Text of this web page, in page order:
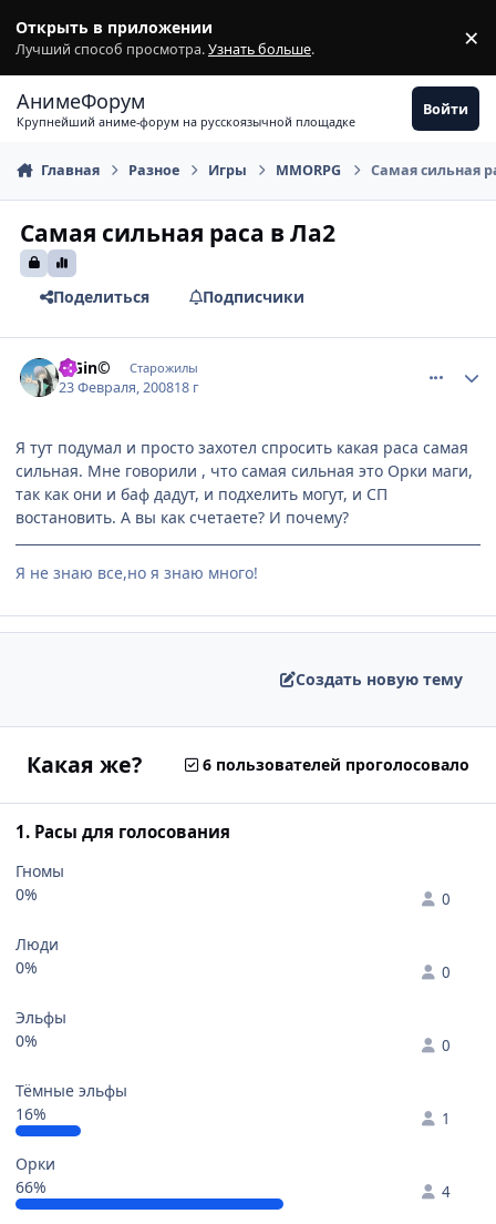
Открыть в приложении
Лучший способ просмотра.Узнать больше. ×
АнимеФорум
Крупнейший аниме-форум на русскоязычной площадке
Войти
Главная Разное Игры MMORPG Самая сильная
Самая сильная раса в Ла2
Поделиться Подписчики
©Gin© Старожилы
23 Февраля, 200818 г
Я тут подумал и просто захотел спросить какая раса самая
сильная. Мне говорили , что самая сильная это Орки маги,
так как они и баф дадут, и подхелить могут, и СП
востановить. А вы как счетаете? И почему?
Я не знаю все,но я знаю много!
Создать новую тему
Какая же? 6 пользователей проголосовало
1. Расы для голосования
Гномы
0%
0
Люди
0%
0
Эльфы
0%
0
Тёмные эльфы
16%
1
Орки
66%
4